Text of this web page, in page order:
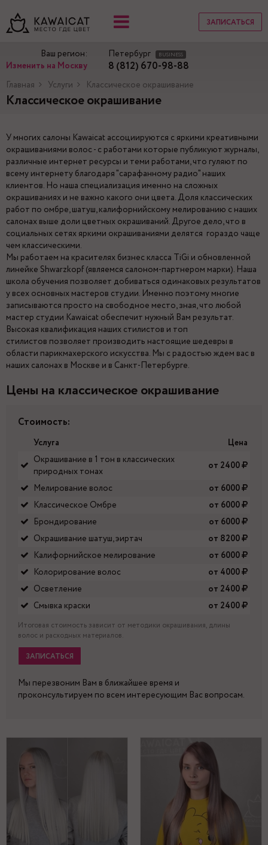
ЗАПИСАТЬСЯ
Ваш регион:
Изменить на Москву
Петербург BUSINESS
8 (812) 670-98-88
Главная Услуги Классическое окрашивание
Классическое окрашивание
У многих салоны Kawaicat ассоциируются с яркими креативными
окрашиваниями волос - с работами которые публикуют журналы,
различные интернет ресурсы и теми работами, что гуляют по
всему интернету благодаря "сарафанному радио" наших
клиентов. Но наша специализация именно на сложных
окрашиваниях и не важно какого они цвета. Доля классических
работ по омбре, шатуш, калифорнийскому мелированию с наших
салонах выше доли цветных окрашиваний. Другое дело, что в
социальных сетях яркими окрашиваниями делятся гораздо чаще
чем классическими.
Мы работаем на красителях бизнес класса TiGi и обновленной
линейке Shwarzkopf (являемся салоном-партнером марки). Наша
школа обучения позволяет добиваться одинаковых результатов
у всех основных мастеров студии. Именно поэтому многие
записываются просто на свободное место, зная, что любой
мастер студии Kawaicat обеспечит нужный Вам результат.
Высокая квалификация наших стилистов и топ
стилистов позволяет производить настоящие шедевры в
области парикмахерского искусства. Мы с радостью ждем вас в
наших салонах в Москве и в Санкт-Петербурге.
Цены на классическое окрашивание
Стоимость:
Услуга
Цена
Окрашивание в 1 тон в классических
природных тонах
от 2400
Мелирование волос
от 6000
Классическое Омбре
от 6000
Брондирование
от 6000
Окрашивание шатуш, эиртач
от 8200
Калифорнийское мелирование
от 6000
Колорирование волос
от 4000
Осветление
от 2400
Смывка краски
от 2400
Итоговая стоимость зависит от методики окрашивания, длины
волос и расходных материалов.
ЗАПИСАТЬСЯ
Мы перезвоним Вам в ближайшее время и
проконсультируем по всем интересующим Вас вопросам.